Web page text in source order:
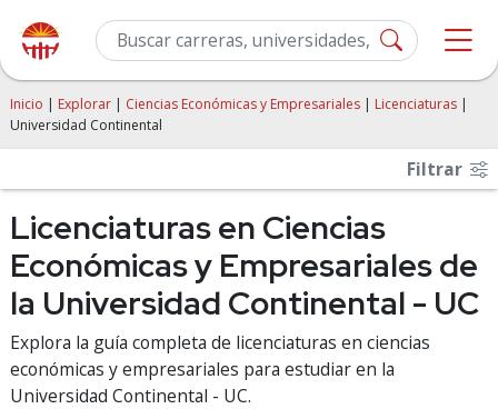
Inicio | Explorar | Ciencias Económicas y Empresariales | Licenciaturas |
Universidad Continental
Filtrar
Licenciaturas en Ciencias
Económicas y Empresariales de
la Universidad Continental - UC
Explora la guía completa de licenciaturas en ciencias
económicas y empresariales para estudiar en la
Universidad Continental - UC.